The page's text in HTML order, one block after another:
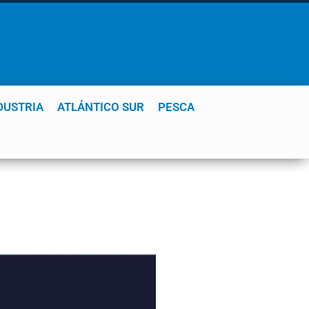
ATLÁNTICO SUR PESCA